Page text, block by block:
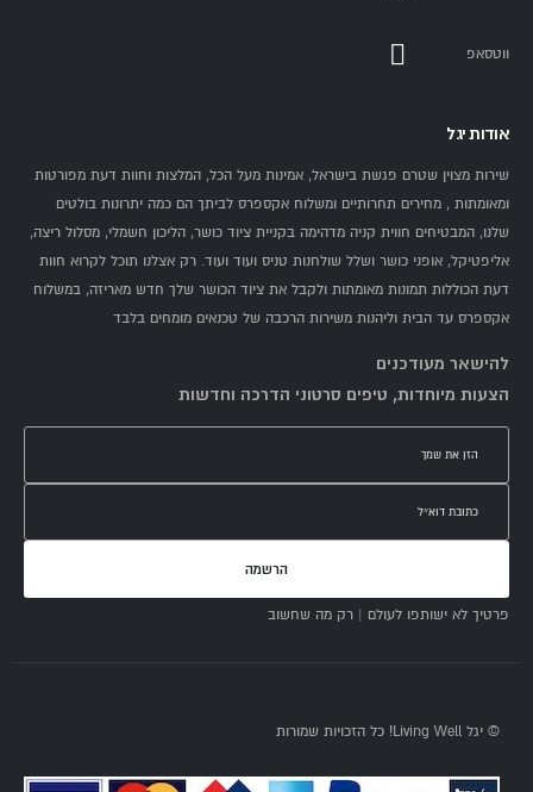
ווטסאפ
אודות יגל
שירות מצוין שטרם פגשת בישראל, אמינות מעל הכל, המלצות וחוות דעת מפורטות
ומאומתות , מחירים תחרותיים ומשלוח אקספרס לביתך הם כמה יתרונות בולטים
שלנו, המבטיחים חווית קניה מדהימה בקניית ציוד כושר, הליכון חשמלי, מסלול ריצה,
אליפטיקל, אופני כושר ושלל שולחנות טניס ועוד ועוד. רק אצלנו תוכל לקרוא חוות
דעת הכוללות תמונות מאומתות ולקבל את ציוד הכושר שלך חדש מאריזה, במשלוח
אקספרס עד הבית וליהנות משירות הרכבה של טכנאים מומחים בלבד
להישאר מעודכנים
הצעות מיוחדות, טיפים סרטוני הדרכה וחדשות
הרשמה
פרטיך לא ישותפו לעולם | רק מה שחשוב
© יגל Living Well! כל הזכויות שמורות